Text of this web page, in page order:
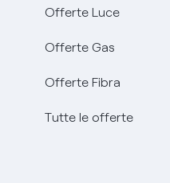
Offerte Luce
Offerte Gas
Offerte Fibra
Tutte le offerte